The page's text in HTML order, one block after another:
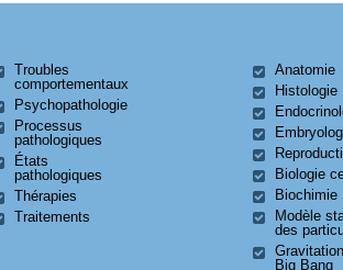
Troubles
comportementaux
Psychopathologie
Processus
pathologiques
États
pathologiques
Thérapies
Traitements
Anatomie
Histologie
Biologie
Biochimie
Modèle
des
Big Bang